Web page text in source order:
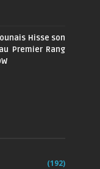
Hisse son
Premier Rang
(192)